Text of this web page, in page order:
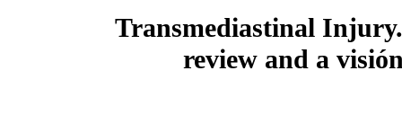
Transmediastinal
review and a